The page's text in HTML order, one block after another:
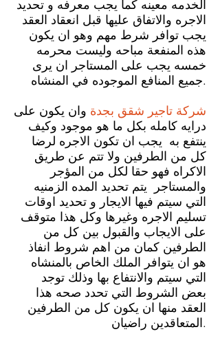
الخدمه معينه كما يجب معرفه و تحديد
الاجره والاتفاق عليها قبل انعقاد العقد
يجب توافر شرط مهم وهو ان يكون
هذه المنفعة مباحه وليست محرمه
خمسه يجب على المستاجر ان يرى
جميع المنافع الموجوده في المنشاه.
شركة تاجير شقق بجدة وان يكون على
درايه كامله بكل ما هو موجود وكيف
ينتفع به يجب ان تكون الاجره لرضا
كل من الطرفين ولا تتم عن طريق
الاكراه فهو حقا لكل من المؤجر
والمستاجر يتم تحديد المده الزمنيه
التي سيتم فيها الايجار و تحديد اوقات
تسليم الاجره وغيرها وكل هذا متوقف
على الايجاب والقبول بين كل من
الطرفين كمان من اهم شروط انفاذ
هو ان يتوافر الملك الخاص بالمنشاه
التي سيتم والانتفاع بها وذلك توجد
بعض الشروط التي تحدد صحه هذا
العقد منها ان يكون كل من الطرفين
المتعاقدين راضيان.